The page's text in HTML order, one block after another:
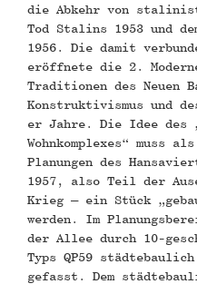
die Abkehr von
Tod Stalins 1953 und
1956. Die damit
eröffnete die 2.
Traditionen des Neuen
Konstruktivismus und
er Jahre. Die Idee des
Wohnkomplexes“ muss
Planungen des
1957, also Teil der
Krieg – ein Stück
werden. Im
der Allee durch 10-
Typs QP59
gefasst. Dem